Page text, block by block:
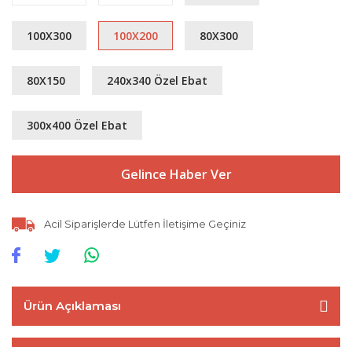
100X300 100X200 80X300
80X150 240x340 Özel Ebat
300x400 Özel Ebat
Gelince Haber Ver
Acil Siparişlerde Lütfen İletişime Geçiniz
Ürün Açıklaması